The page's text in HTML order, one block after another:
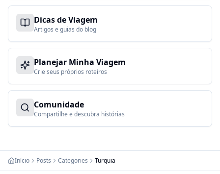
Dicas de Viagem
Artigos e guias do blog
Planejar Minha Viagem
Crie seus próprios roteiros
Comunidade
Compartilhe e descubra histórias
Início Posts Categories Turquia